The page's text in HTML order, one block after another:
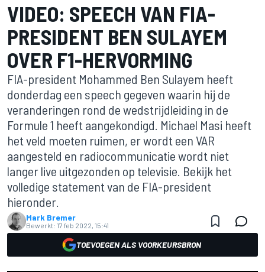
VIDEO: SPEECH VAN FIA-
PRESIDENT BEN SULAYEM
OVER F1-HERVORMING
FIA-president Mohammed Ben Sulayem heeft
donderdag een speech gegeven waarin hij de
veranderingen rond de wedstrijdleiding in de
Formule 1 heeft aangekondigd. Michael Masi heeft
het veld moeten ruimen, er wordt een VAR
aangesteld en radiocommunicatie wordt niet
langer live uitgezonden op televisie. Bekijk het
volledige statement van de FIA-president
hieronder.
Mark Bremer
Bewerkt: 17 feb 2022, 15:41
TOEVOEGEN ALS VOORKEURSBRON